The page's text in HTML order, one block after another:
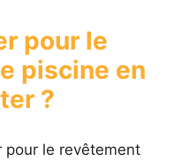
pour le
piscine en
?
pour le revêtement